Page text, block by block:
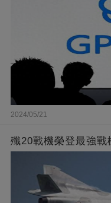
2024/05/21
殲20戰機榮登最強戰